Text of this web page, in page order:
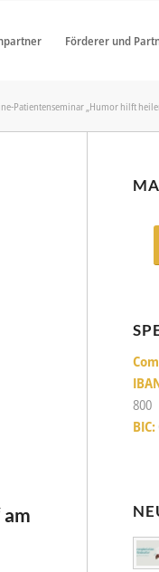
Förderer und
Patientenseminar „Humor hilft
800
BIC: